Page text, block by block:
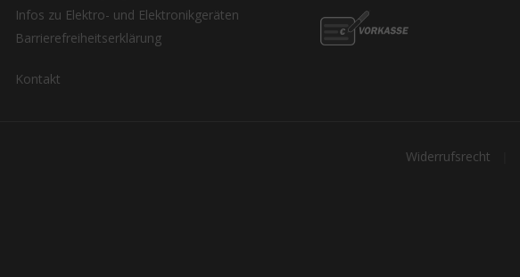
Infos zu Elektro- und Elektronikgeräten
Barrierefreiheitserklärung
Kontakt
Widerrufsrecht